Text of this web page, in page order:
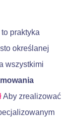
to praktyka
określanej
wszystkimi
Aby zrealizować